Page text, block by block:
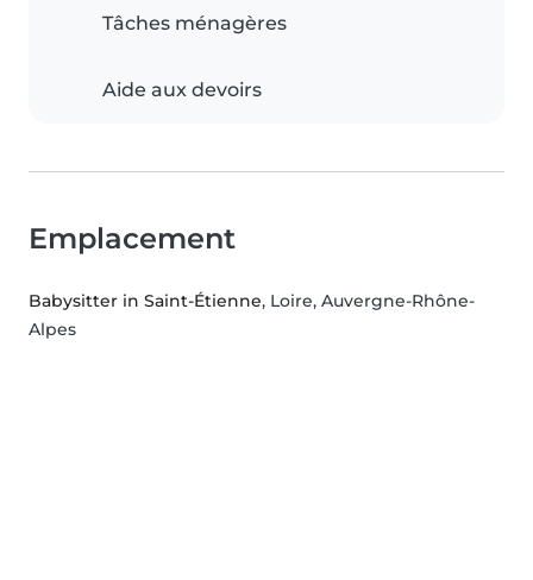
Tâches ménagères
Aide aux devoirs
Emplacement
Babysitter in Saint-Étienne, Loire, Auvergne-Rhône-
Alpes